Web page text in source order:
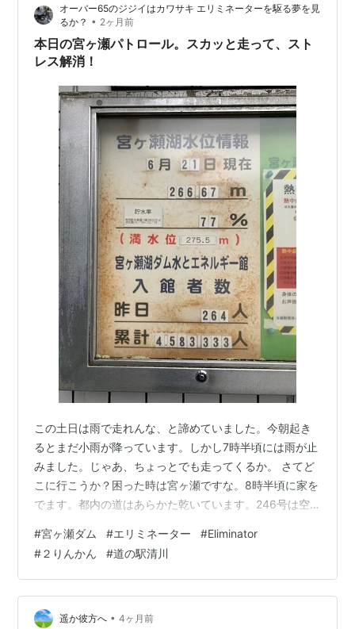
オーバー65のジジイはカワサキ エリミネーターを駆る夢を見
るか？ • 2ヶ月前
本日の宮ヶ瀬パトロール。スカッと走って、スト
レス解消！
この土日は雨で走れんな、と諦めていました。今朝起き
るとまだ小雨が降っています。しかし7時半頃には雨が止
みました。じゃあ、ちょっとでも走ってくるか。 さてど
こに行こうか？困った時は宮ヶ瀬ですな。8時半頃に家を
でます。都内の道はあらかた乾いています。246号は空
あります。＊新二子橋 それにしても246号空いている
な。いつも信号渋滞する、恩田大橋〜下長津田間の信号
をノンストップで抜けました。 宮ヶ瀬湖に行く前に、道
の駅 清川に寄ってみることにします。２度ほど、この前
は通りましたが、立ち寄るのは初めて。 バイク専用の駐
#宮ヶ瀬ダム #エリミネーター #Eliminator
#２りんかん #道の駅清川
遥か彼方へ • 4ヶ月前